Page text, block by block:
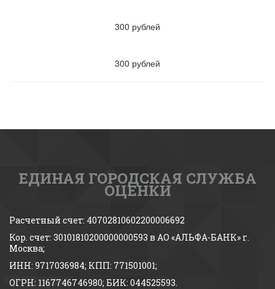
300 рублей
300 рублей
ЕДИНАЯ ГОРОДСКАЯ СЛУЖБА
ОЦЕНКИ
Расчетный счет: 40702810602200006692
Кор. счет: 30101810200000000593 в АО «АЛЬФА-БАНК» г.
Москва;
ИНН: 9717036984; КПП: 771501001;
ОГРН: 1167746746980; БИК: 044525593.